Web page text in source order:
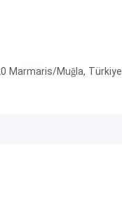
Marmaris/Muğla, Türkiye